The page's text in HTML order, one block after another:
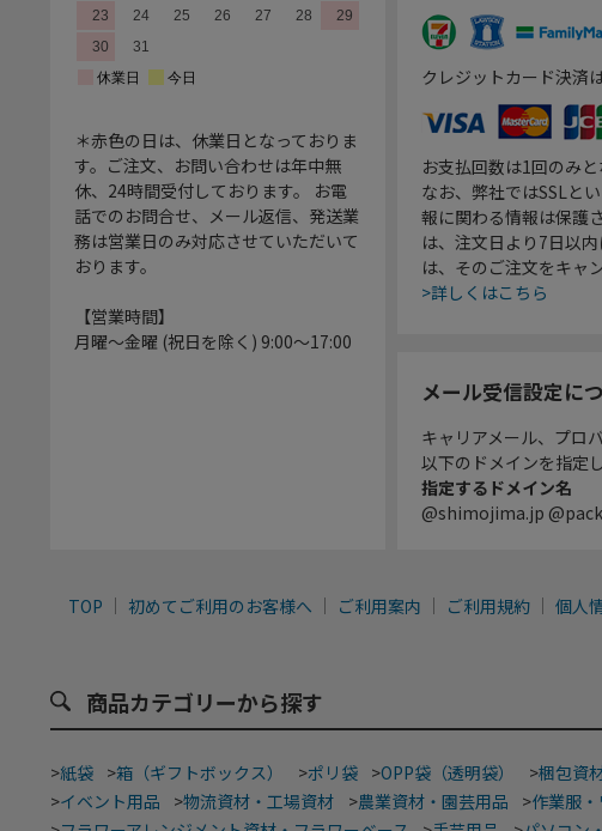
＊赤色の日は、休業日となっておりま
す。ご注文、お問い合わせは年中無
休、24時間受付しております。 お電
話でのお問合せ、メール返信、発送業
務は営業日のみ対応させていただいて
おります。
【営業時間】
月曜～金曜 (祝日を除く) 9:00～17:00
クレジットカード決済
お支払回数は1回のみ
なお、弊社ではSSLと
報に関わる情報は保護
は、注文日より7日以
は、そのご注文をキャ
>詳しくはこちら
メール受信設定に
キャリアメール、プロ
以下のドメインを指定
指定するドメイン名
@shimojima.jp
TOP 初めてご利用のお客様へ ご利用案内 ご利用規約 個人
商品カテゴリーから探す
>紙袋 >箱（ギフトボックス） >ポリ袋 >OPP袋（透明袋） >梱包資
>イベント用品 >物流資材・工場資材 >農業資材・園芸用品 >作業服